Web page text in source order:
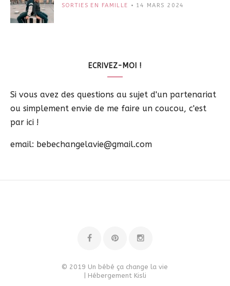
SORTIES EN FAMILLE 14 MARS 2024
ECRIVEZ-MOI !
Si vous avez des questions au sujet d'un partenariat
ou simplement envie de me faire un coucou, c'est
par ici !
email: bebechangelavie@gmail.com
© 2019 Un bébé ça change la vie
| Hébergement Kisli